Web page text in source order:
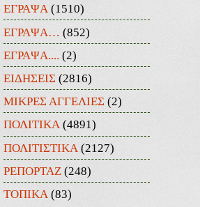
ΕΓΡΑΨΑ (1510)
ΕΓΡΑΨΑ… (852)
ΕΓΡΑΨΑ.... (2)
ΕΙΔΗΣΕΙΣ (2816)
ΜΙΚΡΕΣ ΑΓΓΕΛΙΕΣ (2)
ΠΟΛΙΤΙΚΑ (4891)
ΠΟΛΙΤΙΣΤΙΚΑ (2127)
ΡΕΠΟΡΤΑΖ (248)
ΤΟΠΙΚΑ (83)